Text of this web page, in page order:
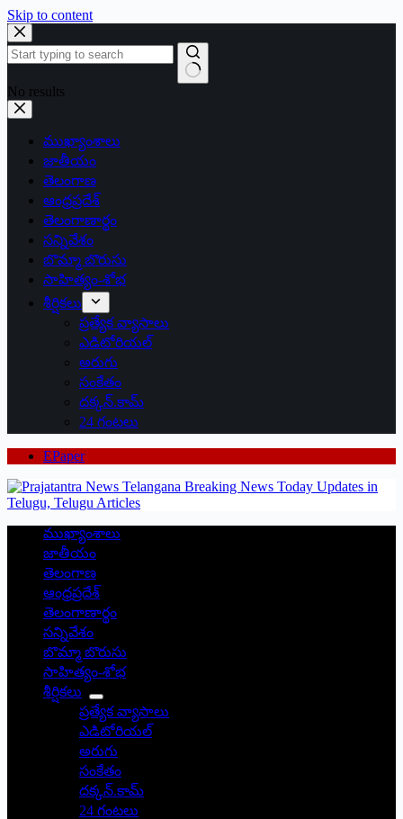
Skip to content
No results
ముఖ్యాంశాలు
జాతీయం
తెలంగాణ
ఆంధ్రప్రదేశ్
తెలంగాణార్థం
సన్నివేశం
బొమ్మా బొరుసు
సాహిత్యం-శోభ
శీర్షికలు
ప్రత్యేక వ్యాసాలు
ఎడిటోరియల్
అరుగు
సంకేతం
దక్కన్.కామ్
24 గంటలు
EPaper
ముఖ్యాంశాలు
జాతీయం
తెలంగాణ
ఆంధ్రప్రదేశ్
తెలంగాణార్థం
సన్నివేశం
బొమ్మా బొరుసు
సాహిత్యం-శోభ
శీర్షికలు
ప్రత్యేక వ్యాసాలు
ఎడిటోరియల్
అరుగు
సంకేతం
దక్కన్.కామ్
24 గంటలు